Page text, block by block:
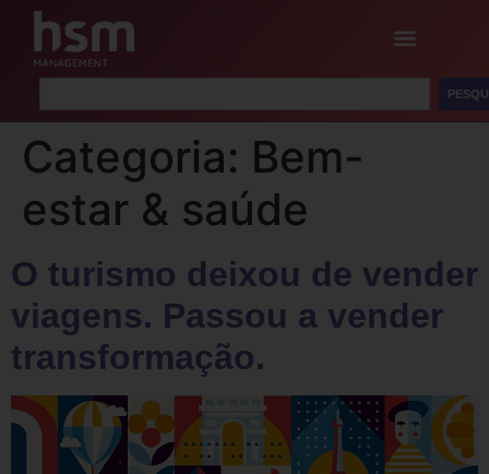
Categoria: Bem-
estar & saúde
O turismo deixou de vender
viagens. Passou a vender
transformação.